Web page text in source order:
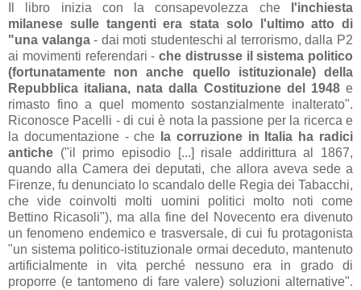
Il libro inizia con la consapevolezza che
l'inchiesta
milanese sulle tangenti era stata solo l'ultimo atto di
"una valanga- dai moti studenteschi al terrorismo, dalla P2
ai movimenti referendari - che distrusse il sistema politico
(fortunatamente non anche quello istituzionale) della
Repubblica italiana, nata dalla Costituzione del 1948e
rimasto fino a quel momento sostanzialmente inalterato".
Riconosce Pacelli - di cui è nota la passione per la ricerca e
la documentazione - che
la corruzione in Italia ha radici
antiche ("il primo episodio [...] risale addirittura al 1867,
quando alla Camera dei deputati, che allora aveva sede a
Firenze, fu denunciato lo scandalo delle Regia dei Tabacchi,
che vide coinvolti molti uomini politici molto noti come
Bettino Ricasoli"), ma alla fine del Novecento era divenuto
un fenomeno endemico e trasversale, di cui fu protagonista
"un sistema politico-istituzionale ormai deceduto, mantenuto
artificialmente in vita perché nessuno era in grado di
proporre (e tantomeno di fare valere) soluzioni alternative".